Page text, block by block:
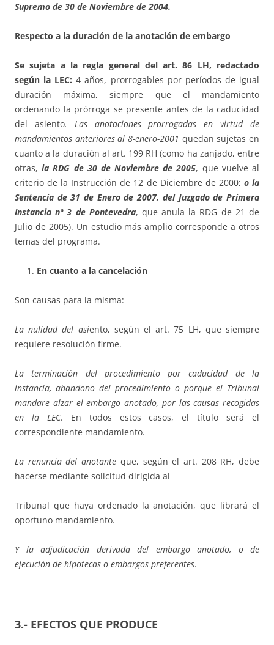
Supremo de 30 de Noviembre de 2004.
Respecto a la duración de la anotación de embargo
Se sujeta a la regla general del art. 86 LH, redactado
según la LEC:4 años, prorrogables por períodos de igual
duración máxima, siempre que el mandamiento
ordenando la prórroga se presente antes de la caducidad
del asiento. Las anotaciones prorrogadas en virtud de
mandamientos anteriores al 8-enero-2001 quedan sujetas en
cuanto a la duración al art. 199 RH (como ha zanjado, entre
otras,la RDG de 30 de Noviembre de 2005, que vuelve al
criterio de la Instrucción de 12 de Diciembre de 2000; o la
Sentencia de 31 de Enero de 2007, del Juzgado de Primera
Instancia nº 3 de Pontevedra, que anula la RDG de 21 de
Julio de 2005). Un estudio más amplio corresponde a otros
temas del programa.
En cuanto a la cancelación
Son causas para la misma:
La nulidad del asiento, según el art. 75 LH, que siempre
requiere resolución firme.
La terminación del procedimiento por caducidad de la
instancia, abandono del procedimiento o porque el Tribunal
mandare alzar el embargo anotado, por las causas recogidas
en la LEC. En todos estos casos, el título será el
correspondiente mandamiento.
La renuncia del anotante que, según el art. 208 RH, debe
hacerse mediante solicitud dirigida al
Tribunal que haya ordenado la anotación, que librará el
oportuno mandamiento.
Y la adjudicación derivada del embargo anotado, o de
ejecución de hipotecas o embargos preferentes.
3.- EFECTOS QUE PRODUCE